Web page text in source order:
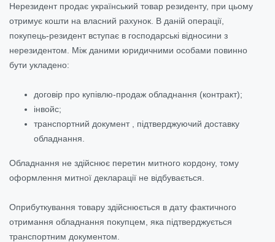
Нерезидент продає український товар резиденту, при цьому
отримує кошти на власний рахунок. В даній операції,
покупець-резидент вступає в господарські відносини з
нерезидентом. Між даними юридичними особами повинно
бути укладено:
договір про купівлю-продаж обладнання (контракт);
інвойс;
транспортний документ , підтверджуючий доставку
обладнання.
Обладнання не здійснює перетин митного кордону, тому
оформлення митної декларації не відбувається.
Оприбуткування товару здійснюється в дату фактичного
отримання обладнання покупцем, яка підтверджується
транспортним документом.